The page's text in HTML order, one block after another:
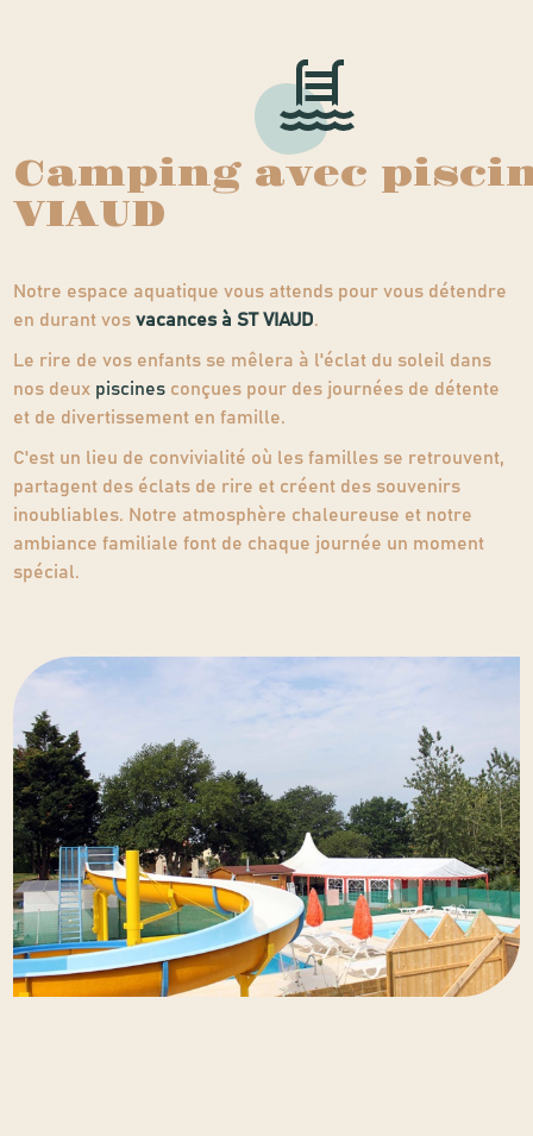
Camping avec
VIAUD
Notre espace aquatique vous attends pour vous détendre
en durant vosvacances à ST VIAUD.
Le rire de vos enfants se mêlera à l'éclat du soleil dans
nos deux piscines conçues pour des journées de détente
et de divertissement en famille.
C'est un lieu de convivialité où les familles se retrouvent,
partagent des éclats de rire et créent des souvenirs
inoubliables. Notre atmosphère chaleureuse et notre
ambiance familiale font de chaque journée un moment
spécial.